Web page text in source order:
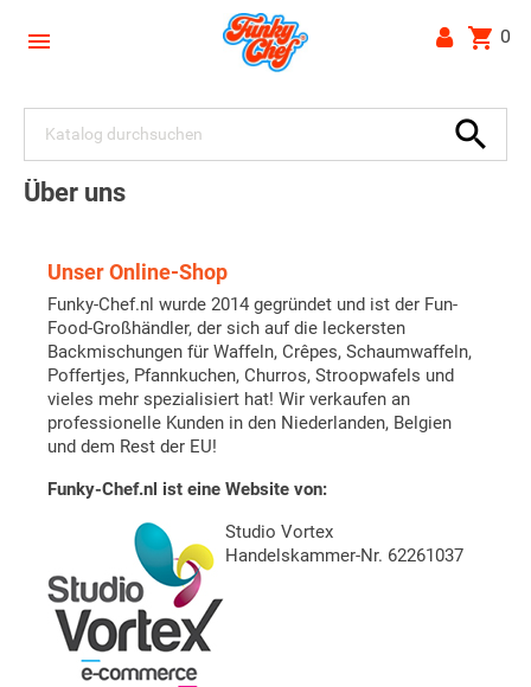
 shopping_cart 0

Über uns
Unser Online-Shop
Funky-Chef.nl wurde 2014 gegründet und ist der Fun-
Food-Großhändler, der sich auf die leckersten
Backmischungen für Waffeln, Crêpes, Schaumwaffeln,
Poffertjes, Pfannkuchen, Churros, Stroopwafels und
vieles mehr spezialisiert hat! Wir verkaufen an
professionelle Kunden in den Niederlanden, Belgien
und dem Rest der EU!
Funky-Chef.nl ist eine Website von:
Studio Vortex
Handelskammer-Nr. 62261037